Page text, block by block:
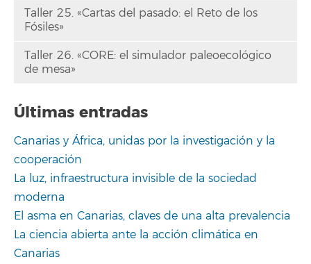
Taller 25. «Cartas del pasado: el Reto de los
Fósiles»
Taller 26. «CORE: el simulador paleoecológico
de mesa»
Últimas entradas
Canarias y África, unidas por la investigación y la
cooperación
La luz, infraestructura invisible de la sociedad
moderna
El asma en Canarias, claves de una alta prevalencia
La ciencia abierta ante la acción climática en
Canarias